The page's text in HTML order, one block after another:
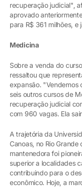
recuperação judicial",
aprovado
para R$ 361 milhões, e
Medicina
Sobre a venda do
ressaltou que
expansão. "Vendemos
seis outros cursos de
recuperação judicial
com 960 vagas. Ela
A trajetória da
Canoas, no Rio
mantenedora foi
superior a localidades
contribuindo para o
econômico. Hoje, a